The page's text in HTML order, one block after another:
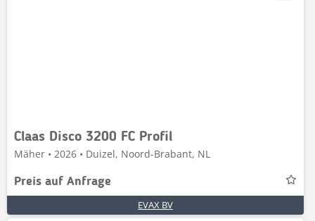
Claas Disco 3200 FC Profil
Mäher • 2026 • Duizel, Noord-Brabant, NL
Preis auf Anfrage
EVAX BV